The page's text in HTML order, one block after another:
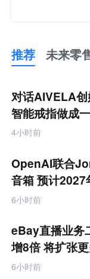
推荐 未来零
来
零
售
跨
境
产
业
互
联
网
对话AIVELA
智能戒指做成
饰品
4小时前
OpenAI联合
音箱 预计
元
6小时前
eBay直播业务
增8倍 将扩张
6小时前